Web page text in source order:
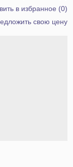
в избранное (0)
свою цену